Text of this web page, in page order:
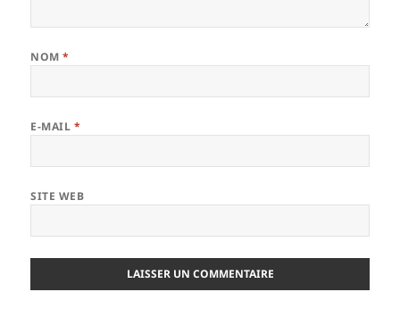
NOM*
E-MAIL *
SITE WEB